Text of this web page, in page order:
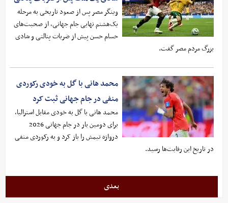
وینگر مصر پس از صعود تاریخی به مرحله
یک‌هشتم نهایی جام جهانی، از صحبت‌های
حسام حسن پیش از ضربات پنالتی و شادی
بزرگ مردم مصر گفت.
محمد هانی با گل به خودی رکوردی
منفی در جام جهانی ثبت کرد
محمد هانی با گل به خودی مقابل استرالیا،
برای دومین بار در جام جهانی 2026
دروازه تیمش را باز کرد و به رکوردی منفی
در تاریخ این رقابت‌ها رسید.
بعدی